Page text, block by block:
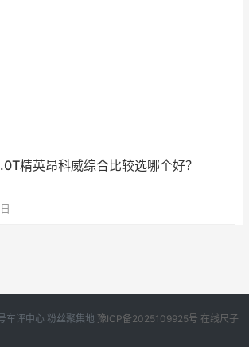
精英昂科威综合比较选哪个好？
车评中心 粉丝聚集地 豫ICP备2025109925号 在线尺子